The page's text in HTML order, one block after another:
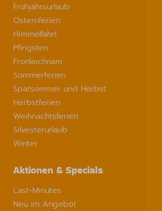
Frühjahrsurlaub
Osternferien
Himmelfahrt
Pfingsten
Fronleichnam
Sommerferien
Spätsommer und Herbst
Herbstferien
Weihnachtsferien
Silvesterurlaub
Winter
Aktionen & Specials
Last-Minutes
Neu im Angebot